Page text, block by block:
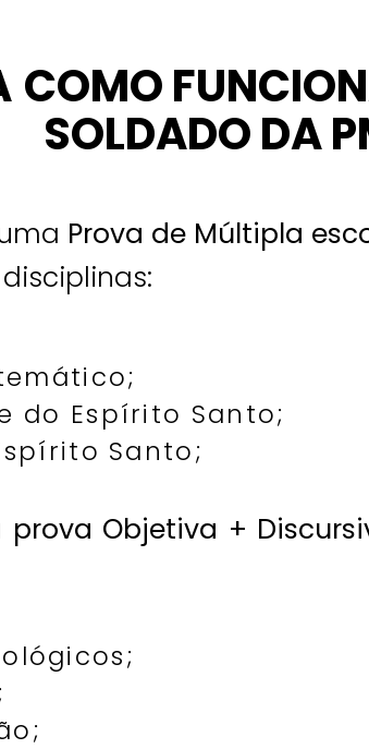
COMO
SOLDADO DA
Prova de Múltipla
do Espírito Santo;
Santo;
Objetiva +